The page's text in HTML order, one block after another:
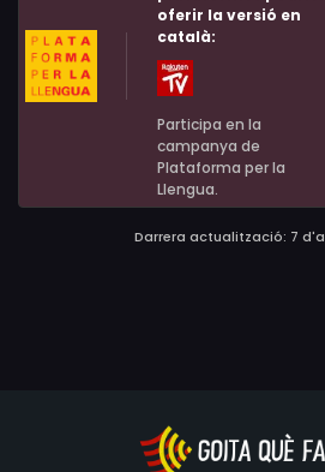
oferir la versió en
català:
Participa en la
campanya de
Plataforma per la
Llengua.
Darrera actualització: 7